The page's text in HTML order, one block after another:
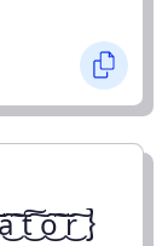
͠t͜͠ ͠o͜͠ ͠r͜͠ }